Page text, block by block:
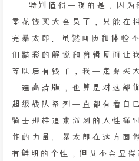
特别值得一提的是，因
零花钱买大会员了，只能在
完暴太郎。虽然画质和体验
们精彩的解说和剪辑反而让
等以后有钱了，我一定要买
一遍高清版，也算是对这部
超级战队系列一直都有着自
骑士那样追求深刻的人性探
作的力量。暴太郎在这方面
有鲜明的个性，但又不会显得